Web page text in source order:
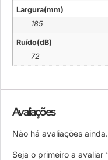
Largura(mm)
185
Ruído(dB)
72
Avaliações
Não há avaliações ainda.
Seja o primeiro a avaliar